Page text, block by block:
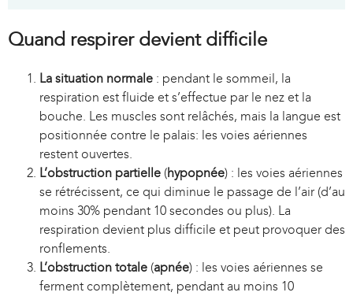
s
e
x
e
r
n
a
)
Quand respirer devient difficile
La situation normale : pendant le sommeil, la
respiration est fluide et s’effectue par le nez et la
bouche. Les muscles sont relâchés, mais la langue est
positionnée contre le palais: les voies aériennes
restent ouvertes.
L’obstruction partielle (hypopnée) : les voies aériennes
se rétrécissent, ce qui diminue le passage de l’air (d’au
moins 30% pendant 10 secondes ou plus). La
respiration devient plus difficile et peut provoquer des
ronflements.
L’obstruction totale (apnée) : les voies aériennes se
ferment complètement, pendant au moins 10